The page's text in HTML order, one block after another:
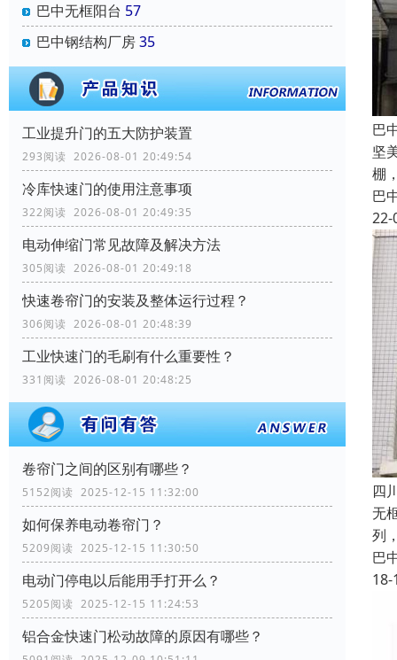
巴中无框阳台 57
巴中钢结构厂房35
工业提升门的五大防护装置
293阅读 2026-08-01 20:49:54
冷库快速门的使用注意事项
322阅读 2026-08-01 20:49:35
电动伸缩门常见故障及解决方法
305阅读 2026-08-01 20:49:18
快速卷帘门的安装及整体运行过程？
306阅读 2026-08-01 20:48:39
工业快速门的毛刷有什么重要性？
331阅读 2026-08-01 20:48:25
卷帘门之间的区别有哪些？
5152阅读 2025-12-15 11:32:00
如何保养电动卷帘门？
5209阅读 2025-12-15 11:30:50
电动门停电以后能用手打开么？
5205阅读 2025-12-15 11:24:53
铝合金快速门松动故障的原因有哪些？
巴
坚
棚
巴
22-
四
无
列
巴
18-